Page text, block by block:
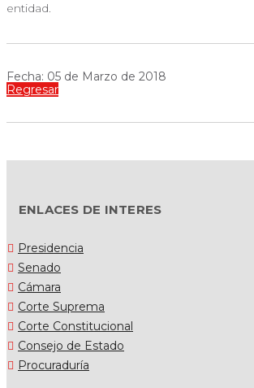
entidad.
Fecha: 05 de Marzo de 2018
Regresar
ENLACES DE INTERES
Presidencia
Senado
Cámara
Corte Suprema
Corte Constitucional
Consejo de Estado
Procuraduría